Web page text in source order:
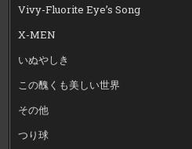
Vivy-Fluorite Eye’s Song
X-MEN
いぬやしき
この醜くも美しい世界
その他
つり球